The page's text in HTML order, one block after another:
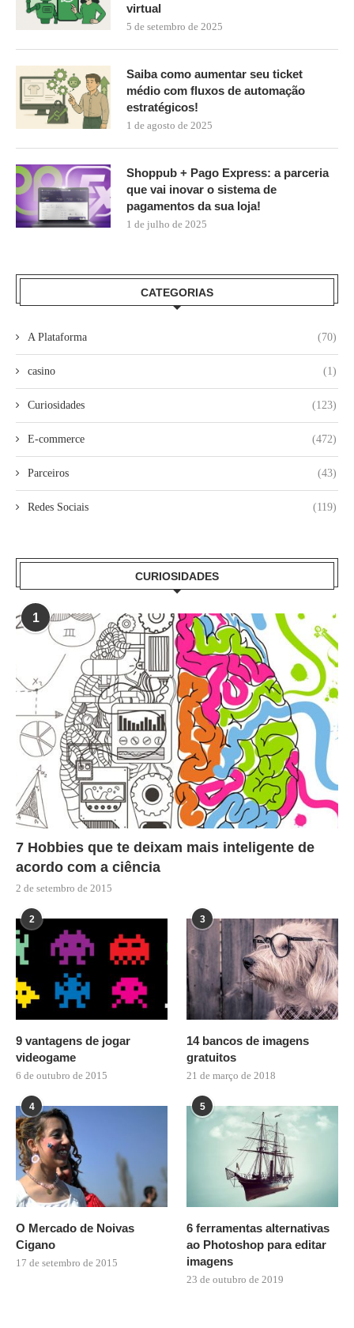
virtual
5 de setembro de 2025
Saiba como aumentar seu ticket
médio com fluxos de automação
estratégicos!
1 de agosto de 2025
Shoppub + Pago Express: a parceria
que vai inovar o sistema de
pagamentos da sua loja!
1 de julho de 2025
CATEGORIAS
A Plataforma (70)
casino (1)
Curiosidades (123)
E-commerce (472)
Parceiros (43)
Redes Sociais (119)
CURIOSIDADES
1
7 Hobbies que te deixam mais inteligente de
acordo com a ciência
2 de setembro de 2015
2
9 vantagens de jogar
videogame
6 de outubro de 2015
3
14 bancos de imagens
gratuitos
21 de março de 2018
4
O Mercado de Noivas
Cigano
17 de setembro de 2015
5
6 ferramentas alternativas
ao Photoshop para editar
imagens
23 de outubro de 2019